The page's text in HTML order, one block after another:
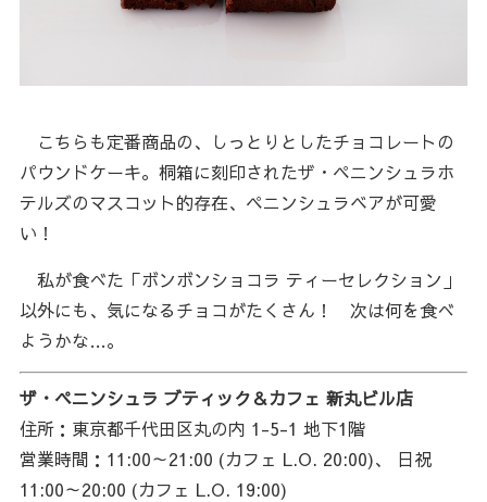
こちらも定番商品の、しっとりとしたチョコレートの
パウンドケーキ。桐箱に刻印されたザ・ペニンシュラホ
テルズのマスコット的存在、ペニンシュラベアが可愛
い！
私が食べた「ボンボンショコラ ティーセレクション」
以外にも、気になるチョコがたくさん！ 次は何を食べ
ようかな…。
ザ・ペニンシュラ ブティック＆カフェ 新丸ビル店
住所：東京都千代田区丸の内 1-5-1 地下1階
営業時間：11:00～21:00 (カフェ L.O. 20:00)、 日祝
11:00～20:00 (カフェ L.O. 19:00)